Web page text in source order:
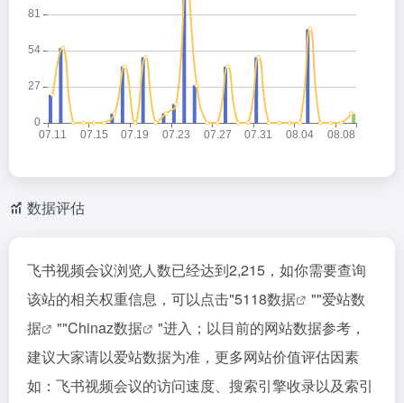
数据评估
飞书视频会议浏览人数已经达到2,215，如你需要查询
该站的相关权重信息，可以点击"5118数据 ""爱站数
据
""Chinaz数据
"进入；以目前的网站数据参考，
建议大家请以爱站数据为准，更多网站价值评估因素
如：飞书视频会议的访问速度、搜索引擎收录以及索引